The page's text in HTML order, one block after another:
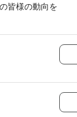
皆様の動向を